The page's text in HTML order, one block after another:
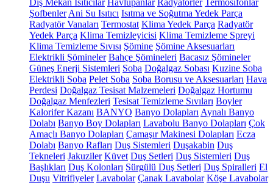
Dış Mekan Isıtıcılar Havlupanlar Radyatörler Termosifonlar
Şofbenler Ani Su Isıtıcı Isıtma ve Soğutma Yedek Parça
Radyatör Vanaları Termostat Klima Yedek Parça Radyatör
Yedek Parça Klima Temizleyicisi Klima Temizleme Spreyi
Klima Temizleme Sıvısı Şömine Şömine Aksesuarları
Elektrikli Şömineler Bahçe Şömineleri Bacasız Şömineler
Güneş Enerji Sistemleri Soba Doğalgaz Sobası Kuzine Soba
Elektrikli Soba Pelet Soba Soba Borusu ve Aksesuarları Hava
Perdesi Doğalgaz Tesisat Malzemeleri Doğalgaz Hortumu
Doğalgaz Menfezleri Tesisat Temizleme Sıvıları Boyler
Kalorifer Kazanı BANYO Banyo Dolapları Aynalı Banyo
Dolabı Banyo Boy Dolapları Lavabolu Banyo Dolapları Çok
Amaçlı Banyo Dolapları Çamaşır Makinesi Dolapları Ecza
Dolabı Banyo Rafları Duş Sistemleri Duşakabin Duş
Tekneleri Jakuziler Küvet Duş Setleri Duş Sistemleri Duş
Başlıkları Duş Kolonları Sürgülü Duş Setleri Duş Spiralleri El
Duşu Vitrifiyeler Lavabolar Çanak Lavabolar Köşe Lavabolar